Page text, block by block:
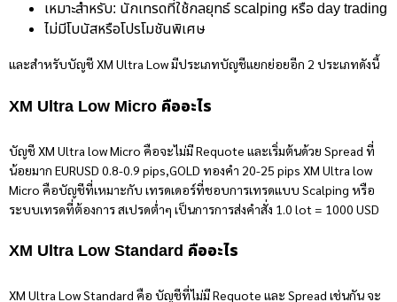
เหมาะสำหรับ: นักเทรดที่ใช้กลยุทธ์ scalping หรือ day trading
ไม่มีโบนัสหรือโปรโมชันพิเศษ
และสำหรับบัญชี XM Ultra Low มีประเภทบัญชีแยกย่อยอีก 2 ประเภทดังนี้
XM Ultra Low Micro คืออะไร
บัญชีXM Ultra low Micro คือจะไม่มีRequote และเริ่มต้นด้วย Spread ที่
น้อยมาก EURUSD 0.8-0.9 pips,GOLD ทองคำ 20-25 pips XM Ultra low
Micro คือบัญชีที่เหมาะกับ เทรดเดอร์ที่ชอบการเทรดแบบ Scalping หรือ
ระบบเทรดที่ต้องการ สเปรดต่ำๆ เป็นการการส่งคำสั่ง 1.0 lot = 1000 USD
XM Ultra Low Standard คืออะไร
XM Ultra Low Standard คือ บัญชีที่ไม่มี Requote และ Spread เช่นกัน จะ